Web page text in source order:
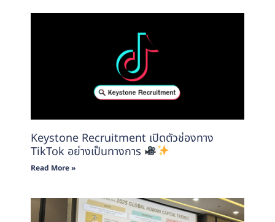
Keystone Recruitment เปิดตัวช่องทาง
TikTok อย่างเป็นทางการ
Read More »